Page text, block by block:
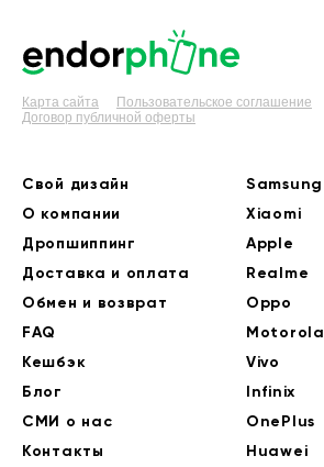
Карта сайта
Пользовательское соглашение
Договор публичной оферты
Свой дизайн
О компании
Дропшиппинг
Доставка и оплата
Обмен и возврат
FAQ
Кешбэк
Блог
СМИ о нас
Контакты
Samsung
Xiaomi
Apple
Realme
Oppo
Motorola
Vivo
Infinix
OnePlus
Huawei